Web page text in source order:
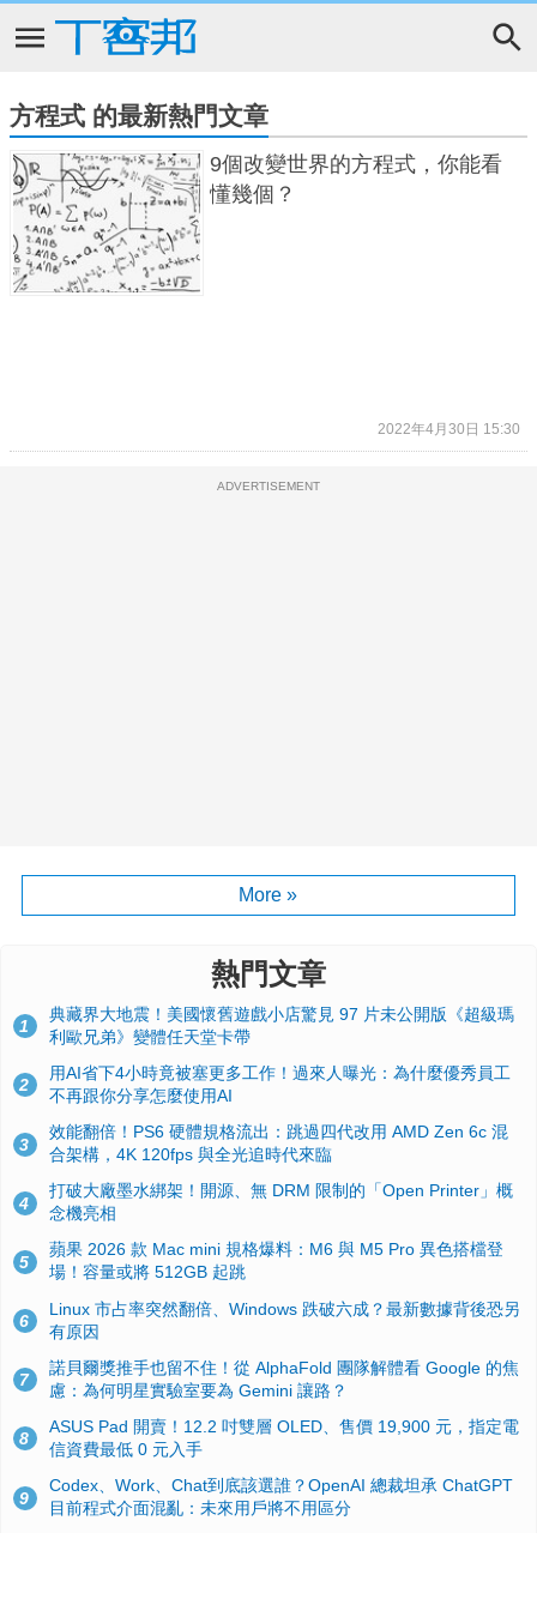
方程式 的最新熱門文章
9個改變世界的方程式，你能看
懂幾個？
2022年4月30日 15:30
ADVERTISEMENT
More »
熱門文章
1
典藏界大地震！美國懷舊遊戲小店驚見 97 片未公開版《超級瑪
利歐兄弟》變體任天堂卡帶
2
用AI省下4小時竟被塞更多工作！過來人曝光：為什麼優秀員工
不再跟你分享怎麼使用AI
3
效能翻倍！PS6 硬體規格流出：跳過四代改用 AMD Zen 6c 混
合架構，4K 120fps 與全光追時代來臨
4
打破大廠墨水綁架！開源、無 DRM 限制的「Open Printer」概
念機亮相
5
蘋果 2026 款 Mac mini 規格爆料：M6 與 M5 Pro 異色搭檔登
場！容量或將 512GB 起跳
6
Linux 市占率突然翻倍、Windows 跌破六成？最新數據背後恐另
有原因
7
諾貝爾獎推手也留不住！從 AlphaFold 團隊解體看 Google 的焦
慮：為何明星實驗室要為 Gemini 讓路？
8
ASUS Pad 開賣！12.2 吋雙層 OLED、售價 19,900 元，指定電
信資費最低 0 元入手
9
Codex、Work、Chat到底該選誰？OpenAI 總裁坦承 ChatGPT
目前程式介面混亂：未來用戶將不用區分